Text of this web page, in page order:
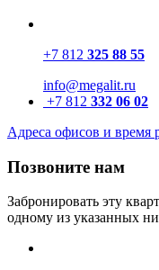
+7 812 325 88 55
info@megalit.ru
+7 812 332 06 02
Адреса офисов и время
Позвоните нам
Забронировать эту
одному из указанных